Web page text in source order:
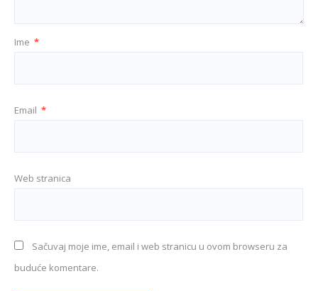
Ime *
Email *
Web stranica
Sačuvaj moje ime, email i web stranicu u ovom browseru za
buduće komentare.